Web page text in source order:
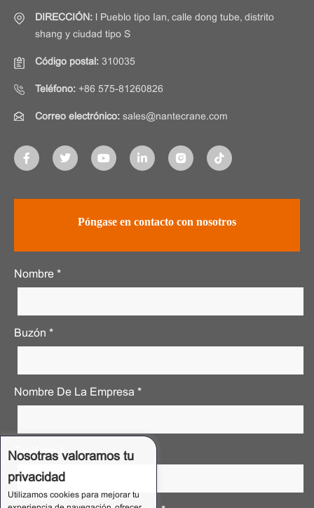
Nosotras valoramos tu
privacidad
Utilizamos cookies para mejorar tu
DIRECCIÓN:
l Pueblo tipo Ian, calle dong tube, distrito
shang y ciudad tipo S
Código postal: 310035
Teléfono: +86 575-81260826
Correo electrónico: sales@nantecrane.com
Póngase en contacto con nosotros
Nombre *
Buzón *
Nombre De La Empresa *
Teléfono *